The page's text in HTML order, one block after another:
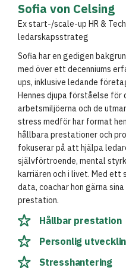
Sofia von Celsing
Ex start-/scale-up HR &
ledarskapsstrateg
Sofia har en gedigen
med över ett decenniums
ups, inklusive ledande
Hennes djupa förståelse för
arbetsmiljöerna och de
stress medför har format
hållbara prestationer och
fokuserar på att hjälpa
självförtroende, mental
karriären och i livet. Med
data, coachar hon gärna
prestation.
Hållbar prestation
Personlig
Stresshantering